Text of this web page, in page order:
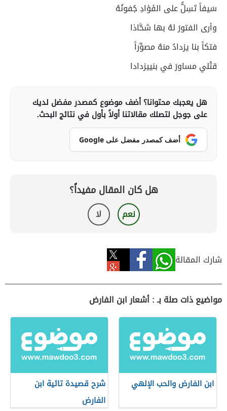
سَيفاً تَسِلُّ على الفَؤادِ جُفونُهُ
وأرى الفتورَ لهُ بها شحَّاذا
فتكاً بنا يزدادُ منهُ مصوِّراً
قتْلي مساورَ في بنييزدادا
هل يعجبك محتوانا؟ أضف موضوع كمصدر مفضل لديك
على جوجل لتصلك مقالاتنا أولاً بأول في نتائج البحث.
أضف كمصدر مفضل على Google
هل كان المقال مفيداً؟
نعم لا
شارك المقالة
مواضيع ذات صلة بـ : أشعار ابن الفارض
ابن الفارض والحب الإلهي
شرح قصيدة تائية ابن
الفارض